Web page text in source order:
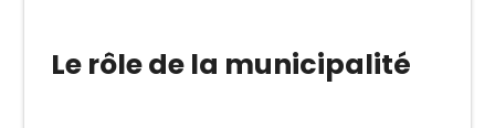
Le rôle de la municipalité